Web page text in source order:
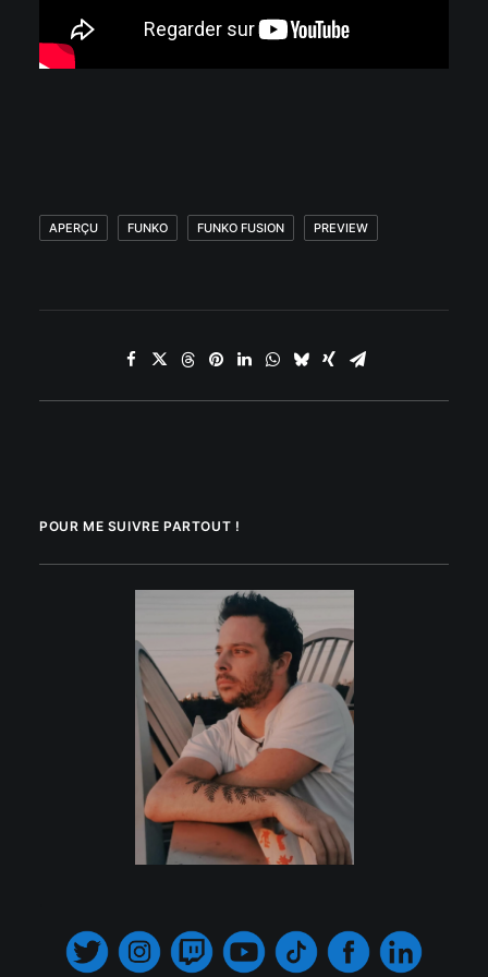
APERÇU FUNKO FUNKO FUSION PREVIEW
POUR ME SUIVRE PARTOUT !